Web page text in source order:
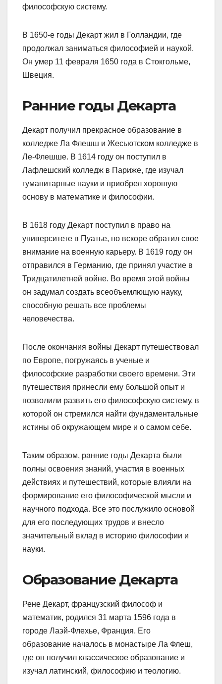
философскую систему.
В 1650-е годы Декарт жил в Голландии, где
продолжал заниматься философией и наукой.
Он умер 11 февраля 1650 года в Стокгольме,
Швеция.
Ранние годы Декарта
Декарт получил прекрасное образование в
колледже Ла Флешш и Жесьютском колледже в
Ле-Флешше. В 1614 году он поступил в
Лафлешский колледж в Париже, где изучал
гуманитарные науки и приобрел хорошую
основу в математике и философии.
В 1618 году Декарт поступил в право на
университете в Пуатье, но вскоре обратил свое
внимание на военную карьеру. В 1619 году он
отправился в Германию, где принял участие в
Тридцатилетней войне. Во время этой войны
он задумал создать всеобъемлющую науку,
способную решать все проблемы
человечества.
После окончания войны Декарт путешествовал
по Европе, погружаясь в ученые и
философские разработки своего времени. Эти
путешествия принесли ему большой опыт и
позволили развить его философскую систему, в
которой он стремился найти фундаментальные
истины об окружающем мире и о самом себе.
Таким образом, ранние годы Декарта были
полны освоения знаний, участия в военных
действиях и путешествий, которые влияли на
формирование его философической мысли и
научного подхода. Все это послужило основой
для его последующих трудов и внесло
значительный вклад в историю философии и
науки.
Образование Декарта
Рене Декарт, французский философ и
математик, родился 31 марта 1596 года в
городе Лаэй-Флехье, Франция. Его
образование началось в монастыре Ла Флеш,
где он получил классическое образование и
изучал латинский, философию и теологию.